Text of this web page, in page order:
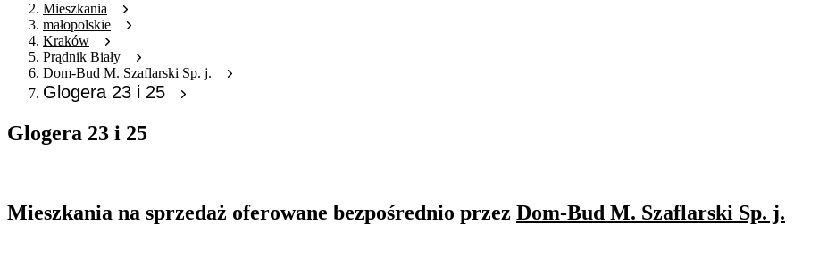
Mieszkania
małopolskie
Kraków
Prądnik Biały
Dom-Bud M. Szaflarski Sp. j.
Glogera 23 i 25
Glogera 23 i 25
Mieszkania na sprzedaż oferowane bezpośrednio przez Dom-Bud M. Szaflarski Sp. j.